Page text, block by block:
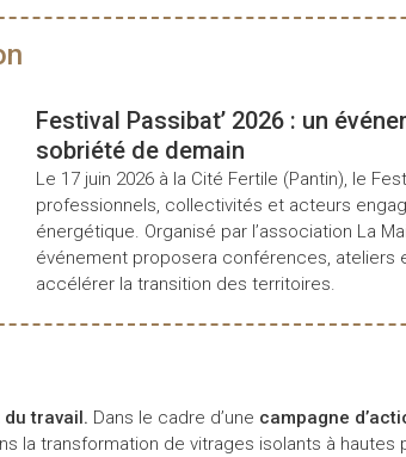
Festival Passibat’ 2026 : un
sobriété de demain
Le 17 juin 2026 à la Cité Fertile (Pantin), le
professionnels, collectivités et acteurs
énergétique. Organisé par l’association La
événement proposera conférences, ateliers
accélérer la transition des territoires.
du travail. Dans le cadre d’une campagne
la transformation de vitrages isolants à